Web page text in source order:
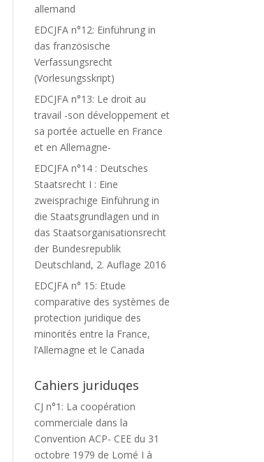
allemand
EDCJFA n°12: Einführung in
das französische
Verfassungsrecht
(Vorlesungsskript)
EDCJFA n°13: Le droit au
travail -son développement et
sa portée actuelle en France
et en Allemagne-
EDCJFA n°14 : Deutsches
Staatsrecht I : Eine
zweisprachige Einführung in
die Staatsgrundlagen und in
das Staatsorganisationsrecht
der Bundesrepublik
Deutschland, 2. Auflage 2016
EDCJFA n° 15: Etude
comparative des systèmes de
protection juridique des
minorités entre la France,
l’Allemagne et le Canada
Cahiers juriduqes
CJ n°1: La coopération
commerciale dans la
Convention ACP- CEE du 31
octobre 1979 de Lomé I à